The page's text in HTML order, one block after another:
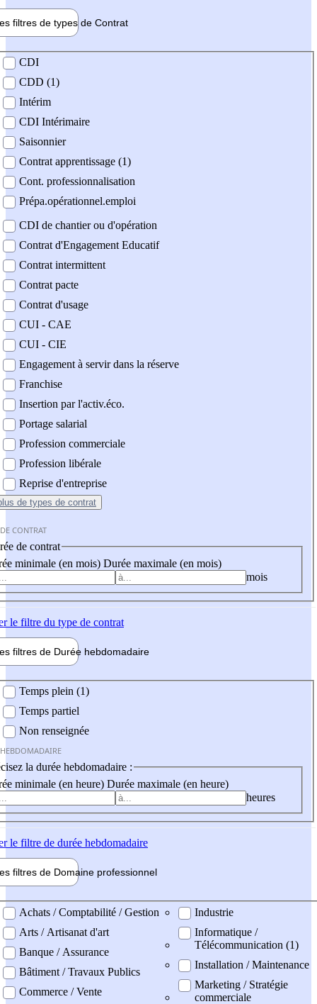
filtres de types de Contrat
contrat
CDI
CDD (1)
Intérim
CDI Intérimaire
Saisonnier
Contrat apprentissage (1)
Cont. professionnalisation
Prépa.opérationnel.emploi
CDI de chantier ou d'opération
Contrat d'Engagement Educatif
Contrat intermittent
Contrat pacte
Contrat d'usage
CUI - CAE
CUI - CIE
Engagement à servir dans la réserve
Franchise
Insertion par l'activ.éco.
Portage salarial
Profession commerciale
Profession libérale
Reprise d'entreprise
de types de contrat
CONTRAT
de contrat
minimale (en mois) Durée maximale (en mois)
mois
le filtre du type de contrat
filtres de Durée hebdomadaire
Temps plein (1)
Temps partiel
Non renseignée
la durée hebdomadaire :
minimale (en heure) Durée maximale (en heure)
heures
le filtre de durée hebdomadaire
filtres de Domaine professionnel
professionel
Achats / Comptabilité / Gestion
Arts / Artisanat d'art
Banque / Assurance
Bâtiment / Travaux Publics
Commerce / Vente
Industrie
Informatique /
Télécommunication (1)
Installation / Maintenance
Marketing / Stratégie
commerciale